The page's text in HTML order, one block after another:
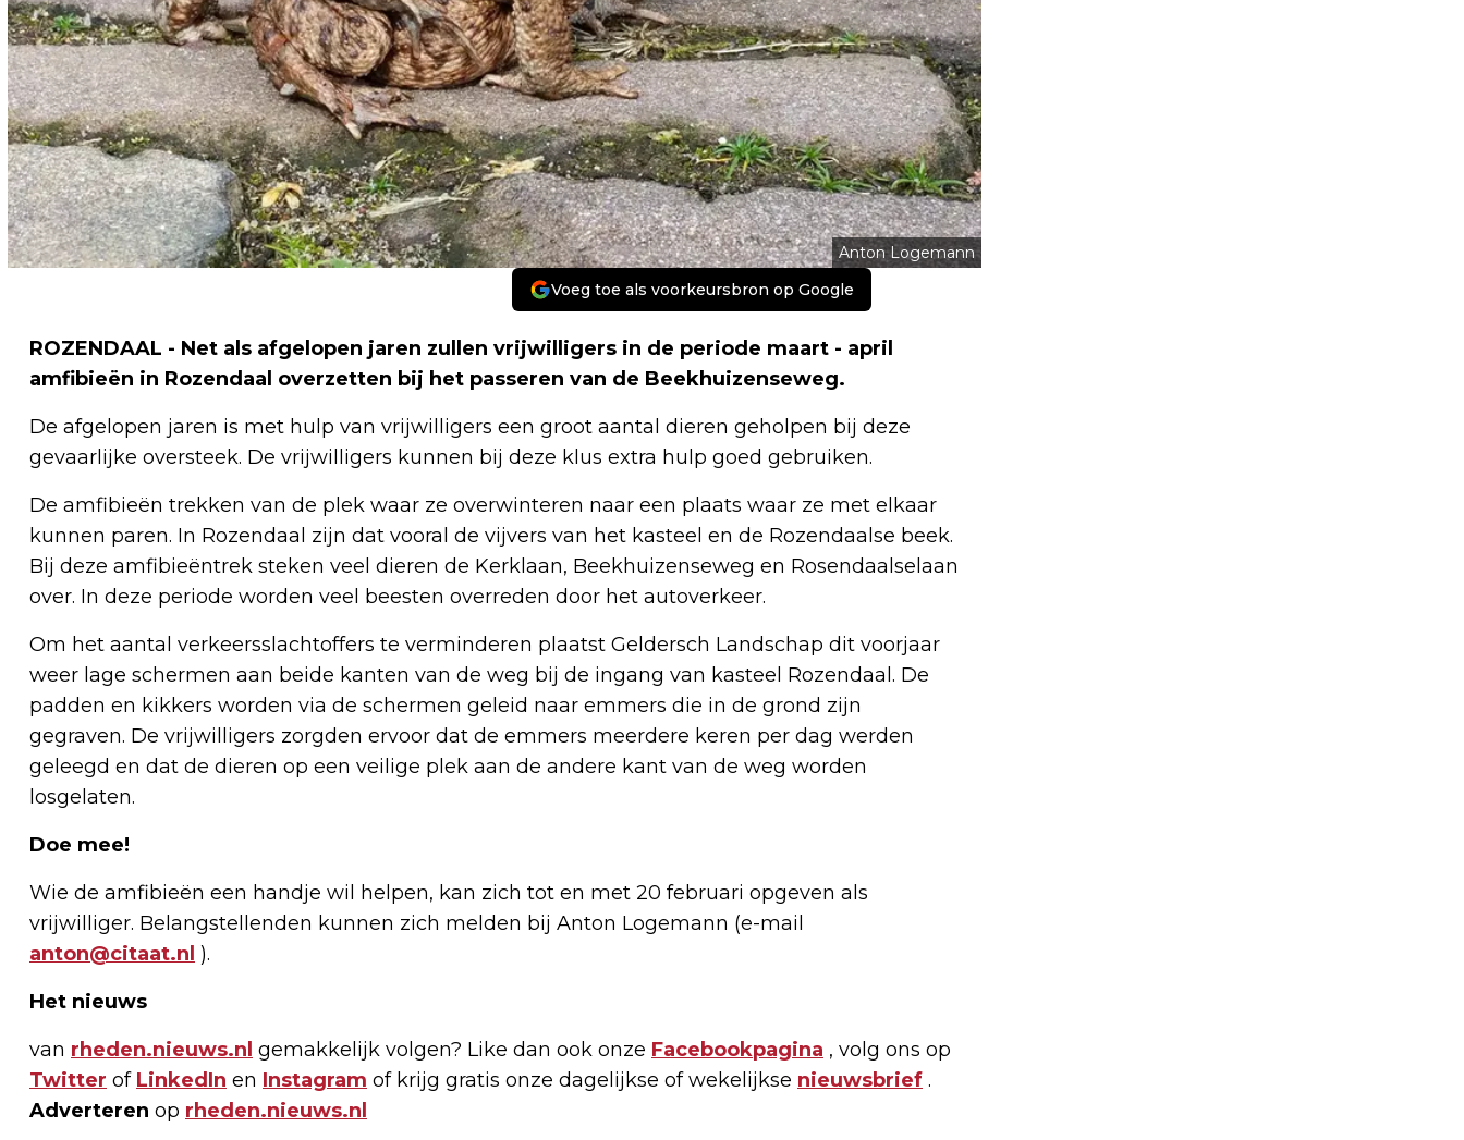
Anton Logemann
Voeg toe als voorkeursbron op Google
ROZENDAAL - Net als afgelopen jaren zullen vrijwilligers in de periode maart - april
amfibieën in Rozendaal overzetten bij het passeren van de Beekhuizenseweg.
De afgelopen jaren is met hulp van vrijwilligers een groot aantal dieren geholpen bij deze
gevaarlijke oversteek. De vrijwilligers kunnen bij deze klus extra hulp goed gebruiken.
De amfibieën trekken van de plek waar ze overwinteren naar een plaats waar ze met elkaar
kunnen paren. In Rozendaal zijn dat vooral de vijvers van het kasteel en de Rozendaalse beek.
Bij deze amfibieëntrek steken veel dieren de Kerklaan, Beekhuizenseweg en Rosendaalselaan
over. In deze periode worden veel beesten overreden door het autoverkeer.
Om het aantal verkeersslachtoffers te verminderen plaatst Geldersch Landschap dit voorjaar
weer lage schermen aan beide kanten van de weg bij de ingang van kasteel Rozendaal. De
padden en kikkers worden via de schermen geleid naar emmers die in de grond zijn
gegraven. De vrijwilligers zorgden ervoor dat de emmers meerdere keren per dag werden
geleegd en dat de dieren op een veilige plek aan de andere kant van de weg worden
losgelaten.
Doe mee!
Wie de amfibieën een handje wil helpen, kan zich tot en met 20 februari opgeven als
vrijwilliger. Belangstellenden kunnen zich melden bij Anton Logemann (e-mail
anton@citaat.nl ).
Het nieuws
van rheden.nieuws.nl gemakkelijk volgen? Like dan ook onze Facebookpagina , volg ons op
Twitter of LinkedIn en Instagram of krijg gratis onze dagelijkse of wekelijkse nieuwsbrief .
Adverteren op rheden.nieuws.nl